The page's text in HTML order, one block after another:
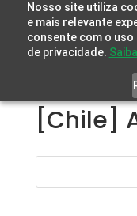
Nosso site utiliza
e mais relevante
consente com o
de privacidade.
[Chile]